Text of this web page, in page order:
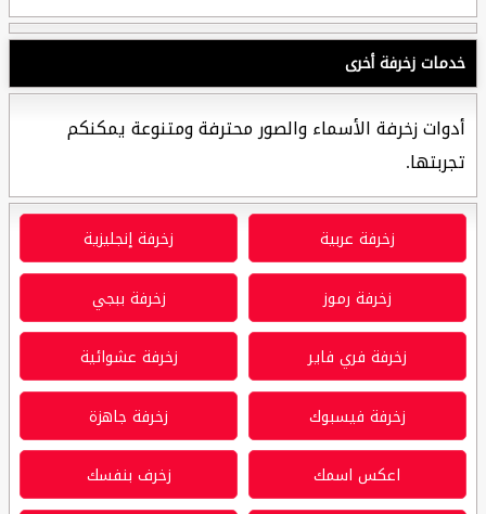
خدمات زخرفة أخرى
أدوات زخرفة الأسماء والصور محترفة ومتنوعة يمكنكم
تجربتها.
زخرفة عربية زخرفة إنجليزية
زخرفة رموز زخرفة ببجي
زخرفة فري فاير زخرفة عشوائية
زخرفة فيسبوك زخرفة جاهزة
اعكس اسمك زخرف بنفسك